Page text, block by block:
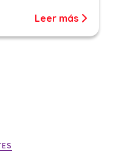
Leer más